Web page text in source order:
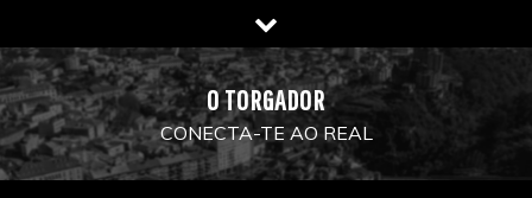
to
content
O TORGADOR
CONECTA-TE AO REAL